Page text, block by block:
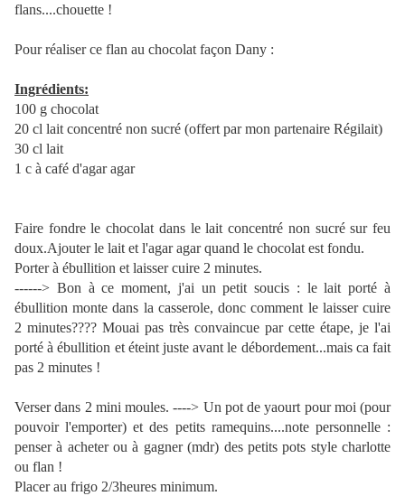
flans....chouette !
Pour réaliser ce flan au chocolat façon Dany :
Ingrédients:
100 g chocolat
20 cl lait concentré non sucré (offert par mon partenaire Régilait)
30 cl lait
1 c à café d'agar agar
Faire fondre le chocolat dans le lait concentré non sucré sur feu
doux.Ajouter le lait et l'agar agar quand le chocolat est fondu.
Porter à ébullition et laisser cuire 2 minutes.
------> Bon à ce moment, j'ai un petit soucis : le lait porté à
ébullition monte dans la casserole, donc comment le laisser cuire
2 minutes???? Mouai pas très convaincue par cette étape, je l'ai
porté à ébullition et éteint juste avant le débordement...mais ca fait
pas 2 minutes !
Verser dans 2 mini moules. ----> Un pot de yaourt pour moi (pour
pouvoir l'emporter) et des petits ramequins....note personnelle :
penser à acheter ou à gagner (mdr) des petits pots style charlotte
ou flan !
Placer au frigo 2/3heures minimum.